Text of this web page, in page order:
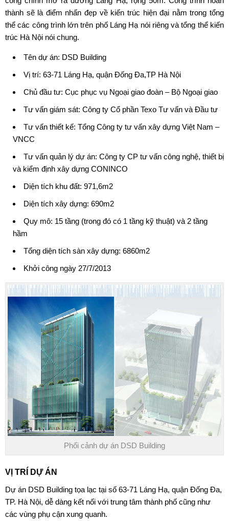
thành sẽ là điểm nhấn đẹp về kiến trúc hiện đại nằm trong tổng
thể các công trình lớn trên phố Láng Hạ nói riêng và tổng thể kiến
trúc Hà Nội nói chung.
Tên dự án: DSD Building
Vị trí: 63-71 Láng Hạ, quận Đống Đa,TP Hà Nội
Chủ đầu tư: Cục phục vụ Ngoại giao đoàn – Bộ Ngoại giao
Tư vấn giám sát: Công ty Cổ phần Texo Tư vấn và Đầu tư
Tư vấn thiết kế: Tổng Công ty tư vấn xây dựng Việt Nam –
VNCC
Tư vấn quản lý dự án: Công ty CP tư vấn công nghệ, thiết bị
và kiểm định xây dựng CONINCO
Diện tích khu đất: 971,6m2
Diện tích xây dựng: 690m2
Quy mô: 15 tầng (trong đó có 1 tầng kỹ thuật) và 2 tầng
hầm
Tổng diện tích sàn xây dựng: 6860m2
Khởi công ngày 27/7/2013
Phối cảnh dự án DSD Building
VỊ TRÍ DỰ ÁN
Dự án DSD Building tọa lạc tại số 63-71 Láng Hạ, quận Đống Đa,
TP. Hà Nội, dễ dàng kết nối với trung tâm thành phố cũng như
các vùng phụ cận xung quanh.